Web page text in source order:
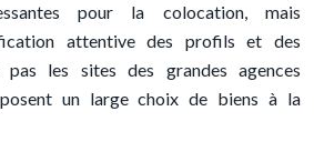
pour la colocation, mais
attentive des profils et des
pas les sites des grandes agences
un large choix de biens à la